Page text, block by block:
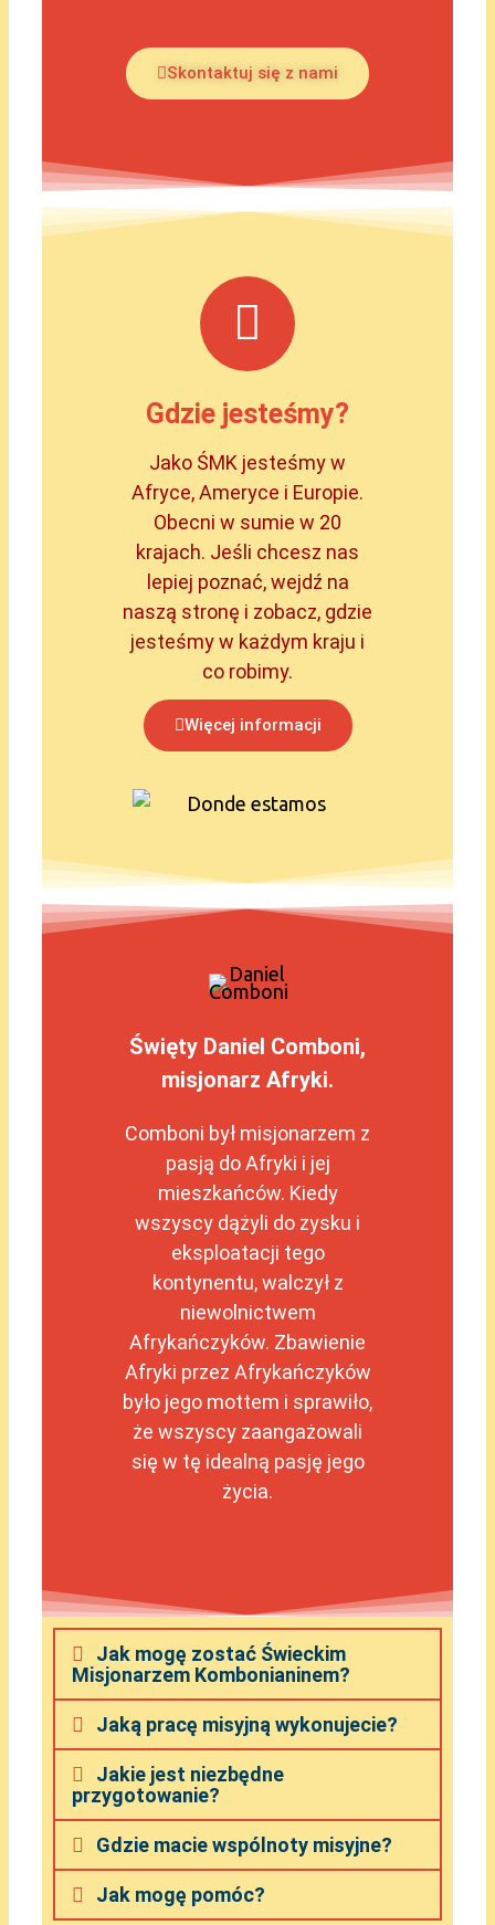
Skontaktuj się z nami
Gdzie jesteśmy?
Jako ŚMK jesteśmy w
Afryce, Ameryce i Europie.
Obecni w sumie w 20
krajach. Jeśli chcesz nas
lepiej poznać, wejdź na
naszą stronę i zobacz, gdzie
jesteśmy w każdym kraju i
co robimy.
Więcej informacji
Święty Daniel Comboni,
misjonarz Afryki.
Comboni był misjonarzem z
pasją do Afryki i jej
mieszkańców. Kiedy
wszyscy dążyli do zysku i
eksploatacji tego
kontynentu, walczył z
niewolnictwem
Afrykańczyków. Zbawienie
Afryki przez Afrykańczyków
było jego mottem i sprawiło,
że wszyscy zaangażowali
się w tę idealną pasję jego
życia.
Jak mogę zostać Świeckim
Misjonarzem Kombonianinem?
Jaką pracę misyjną wykonujecie?
Jakie jest niezbędne
przygotowanie?
Gdzie macie wspólnoty misyjne?
Jak mogę pomóc?